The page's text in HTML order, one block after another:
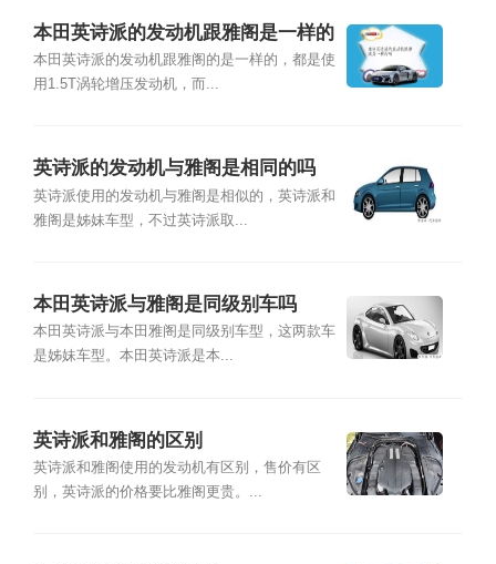
本田英诗派的发动机跟雅阁是一样的
吗
本田英诗派的发动机跟雅阁的是一样的，都是使
用1.5T涡轮增压发动机，而...
英诗派的发动机与雅阁是相同的吗
英诗派使用的发动机与雅阁是相似的，英诗派和
雅阁是姊妹车型，不过英诗派取...
本田英诗派与雅阁是同级别车吗
本田英诗派与本田雅阁是同级别车型，这两款车
是姊妹车型。本田英诗派是本...
英诗派和雅阁的区别
英诗派和雅阁使用的发动机有区别，售价有区
别，英诗派的价格要比雅阁更贵。...